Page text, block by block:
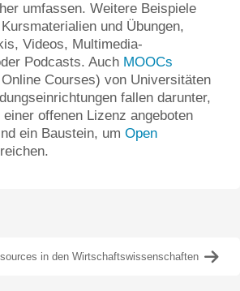
umfassen. Weitere Beispiele
und Übungen,
Videos, Multimedia-
Podcasts. Auch MOOCs
Courses) von Universitäten
fallen darunter,
offenen Lizenz angeboten
ein Baustein, um Open
in den Wirtschaftswissenschaften